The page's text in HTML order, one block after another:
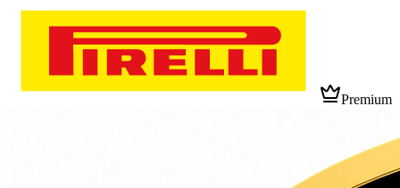
Premium